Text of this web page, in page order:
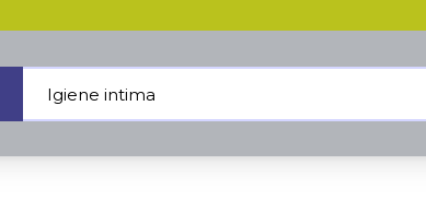
Igiene intima